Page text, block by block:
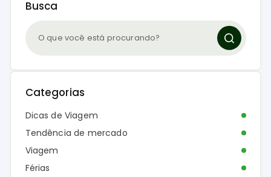
Busca
Categorias
Dicas de Viagem
Tendência de mercado
Viagem
Férias